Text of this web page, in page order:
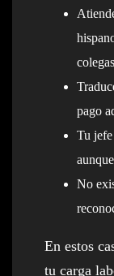
pago
Tu
No
En estos
tu carga